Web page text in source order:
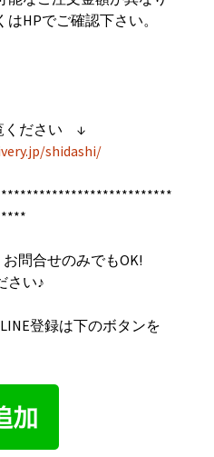
HPでご確認下さい。
ください ↓
shidashi/
問合せのみでもOK!
さい♪
登録は下のボタンを